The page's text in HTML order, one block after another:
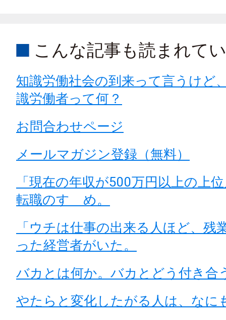
こんな記事も読まれて
知識労働社会の到来って言うけど
識労働者って何？
お問合わせページ
メールマガジン登録（無料）
「現在の年収が500万円以上の上
転職のすゝめ。
「ウチは仕事の出来る人ほど、残
った経営者がいた。
バカとは何か。バカとどう付き合
やたらと変化したがる人は、なに